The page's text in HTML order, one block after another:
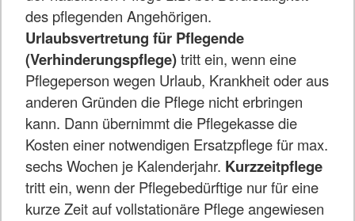
des pflegenden Angehörigen.
Urlaubsvertretung für Pflegende
(Verhinderungspflege)tritt ein, wenn eine
Pflegeperson wegen Urlaub, Krankheit oder aus
anderen Gründen die Pflege nicht erbringen
kann. Dann übernimmt die Pflegekasse die
Kosten einer notwendigen Ersatzpflege für max.
sechs Wochen je Kalenderjahr. Kurzzeitpflege
tritt ein, wenn der Pflegebedürftige nur für eine
kurze Zeit auf vollstationäre Pflege angewiesen